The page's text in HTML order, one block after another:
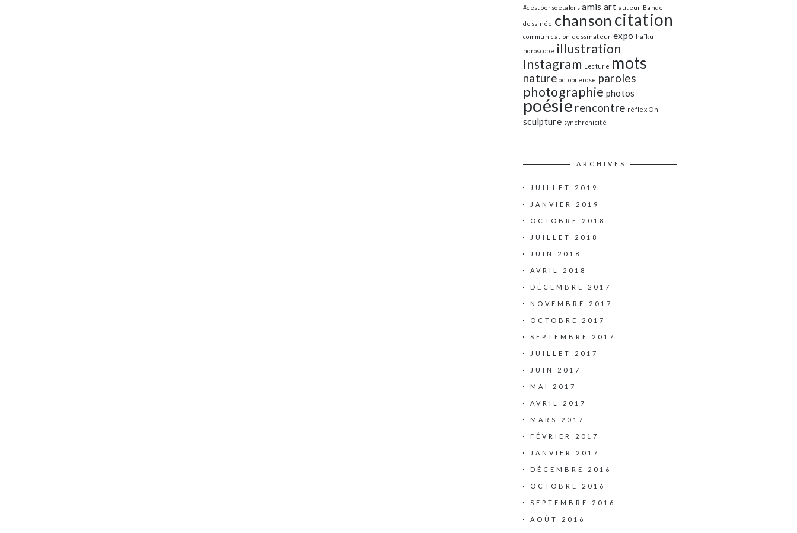
#cestpersoetalors amis art auteur Bande
dessinée chanson citation
communication dessinateur expo haïku
horoscope illustration
Instagram Lecture mots
nature octobrerose paroles
photographie photos
poésie rencontre réflexiOn
sculpture synchronicité
ARCHIVES
JUILLET 2019
JANVIER 2019
OCTOBRE 2018
JUILLET 2018
JUIN 2018
AVRIL 2018
DÉCEMBRE 2017
NOVEMBRE 2017
OCTOBRE 2017
SEPTEMBRE 2017
JUILLET 2017
JUIN 2017
MAI 2017
AVRIL 2017
MARS 2017
FÉVRIER 2017
JANVIER 2017
DÉCEMBRE 2016
OCTOBRE 2016
SEPTEMBRE 2016
AOÛT 2016